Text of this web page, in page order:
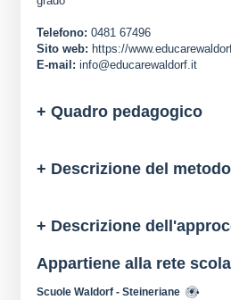
Telefono: 0481 67496
Sito web: https://
E-mail: info@educarewaldorf.it
+ Quadro pedagogico
+ Descrizione del metodo
+ Descrizione
Appartiene alla rete
Scuole Waldorf - Steineriane